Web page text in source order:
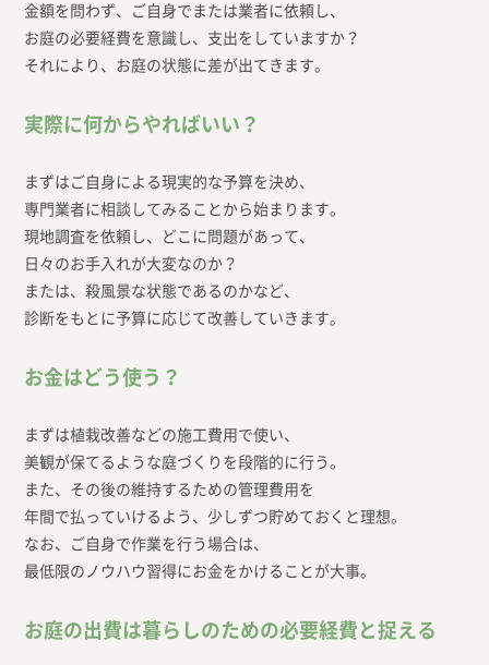
金額を問わず、ご自身でまたは業者に依頼し、
お庭の必要経費を意識し、支出をしていますか？
それにより、お庭の状態に差が出てきます。
実際に何からやればいい？
まずはご自身による現実的な予算を決め、
専門業者に相談してみることから始まります。
現地調査を依頼し、どこに問題があって、
日々のお手入れが大変なのか？
または、殺風景な状態であるのかなど、
診断をもとに予算に応じて改善していきます。
お金はどう使う？
まずは植栽改善などの施工費用で使い、
美観が保てるような庭づくりを段階的に行う。
また、その後の維持するための管理費用を
年間で払っていけるよう、少しずつ貯めておくと理想。
なお、ご自身で作業を行う場合は、
最低限のノウハウ習得にお金をかけることが大事。
お庭の出費は暮らしのための必要経費と捉える